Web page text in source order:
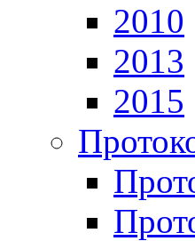
2010
2013
2015